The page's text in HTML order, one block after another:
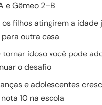
e Gêmeo 2–B
os filhos atingirem a idade
outra casa
tornar idoso você pode
o desafio
e adolescentes
10 na escola